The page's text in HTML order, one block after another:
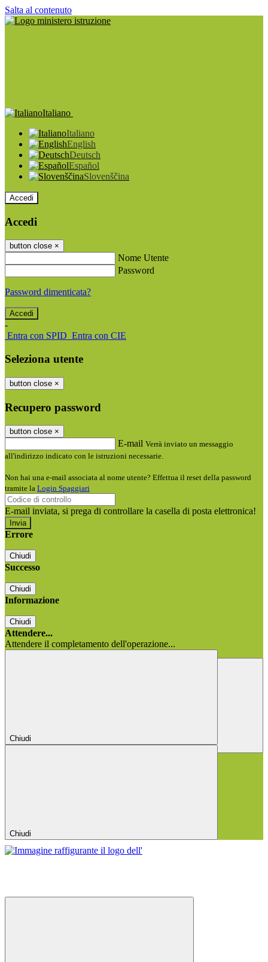
Salta al contenuto
Italiano
Italiano
English
Deutsch
Español
Slovenščina
Accedi
Accedi
button close ×
Nome Utente
Password
Password dimenticata?
-
Entra con SPID Entra con CIE
Seleziona utente
button close ×
Recupero password
button close ×
E-mail Verrà inviato un messaggio
all'indirizzo indicato con le istruzioni necessarie.
Non hai una e-mail associata al nome utente? Effettua il reset della password
tramite la Login Spaggiari
E-mail inviata, si prega di controllare la casella di posta elettronica!
Errore
Chiudi
Successo
Chiudi
Informazione
Chiudi
Attendere...
Attendere il completamento dell'operazione...
Chiudi
Chiudi